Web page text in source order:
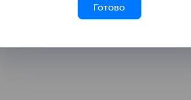
Готово